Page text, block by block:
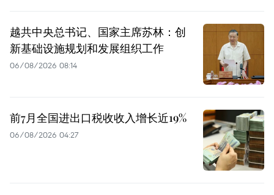
越共中央总书记、国家主席苏林：创
新基础设施规划和发展组织工作
06/08/2026 08:14
前7月全国进出口税收收入增长近19%
06/08/2026 04:27